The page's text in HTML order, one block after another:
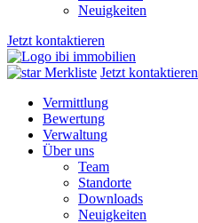
Neuigkeiten
Jetzt kontaktieren
Merkliste Jetzt kontaktieren
Vermittlung
Bewertung
Verwaltung
Über uns
Team
Standorte
Downloads
Neuigkeiten